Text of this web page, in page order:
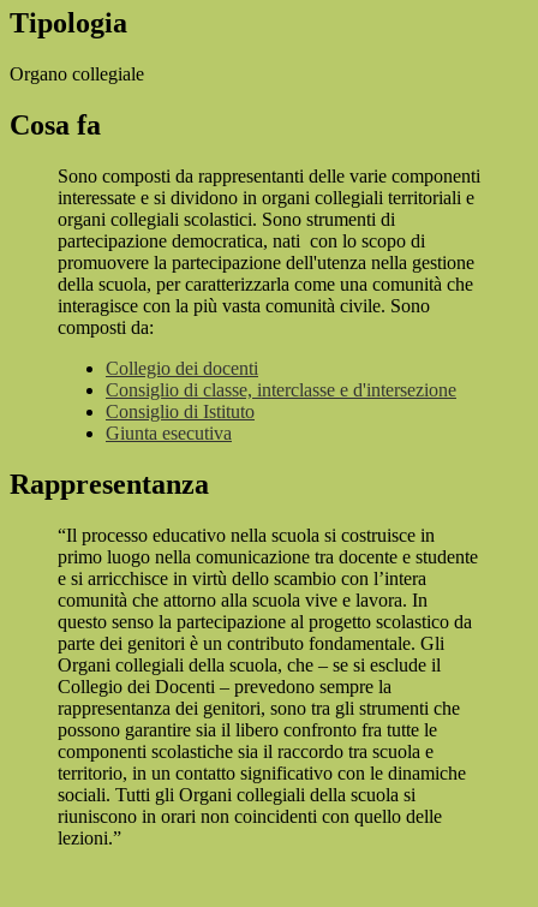
Tipologia
Organo collegiale
Cosa fa
Sono composti da rappresentanti delle varie componenti
interessate e si dividono in organi collegiali territoriali e
organi collegiali scolastici. Sono strumenti di
partecipazione democratica, nati con lo scopo di
promuovere la partecipazione dell'utenza nella gestione
della scuola, per caratterizzarla come una comunità che
interagisce con la più vasta comunità civile. Sono
composti da:
Collegio dei docenti
Consiglio di classe, interclasse e d'intersezione
Consiglio di Istituto
Giunta esecutiva
Rappresentanza
“Il processo educativo nella scuola si costruisce in
primo luogo nella comunicazione tra docente e studente
e si arricchisce in virtù dello scambio con l’intera
comunità che attorno alla scuola vive e lavora. In
questo senso la partecipazione al progetto scolastico da
parte dei genitori è un contributo fondamentale. Gli
Organi collegiali della scuola, che – se si esclude il
Collegio dei Docenti – prevedono sempre la
rappresentanza dei genitori, sono tra gli strumenti che
possono garantire sia il libero confronto fra tutte le
componenti scolastiche sia il raccordo tra scuola e
territorio, in un contatto significativo con le dinamiche
sociali. Tutti gli Organi collegiali della scuola si
riuniscono in orari non coincidenti con quello delle
lezioni.”